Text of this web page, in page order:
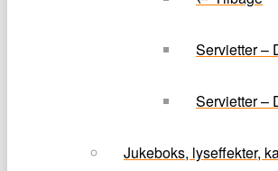
Servietter –
Servietter –
Jukeboks, lyseffekter,